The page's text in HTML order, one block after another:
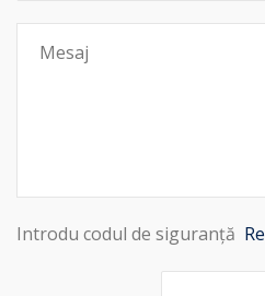
Introdu codul de siguranță